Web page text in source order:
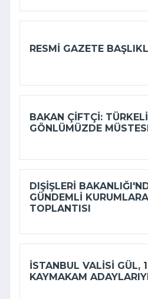
RESMI GAZETE
BAKAN ÇIFTÇI:
GÖNLÜMÜZDE
DIŞIŞLERI
GÜNDEMLI
TOPLANTISI
İSTANBUL VALISI GÜL,
KAYMAKAM